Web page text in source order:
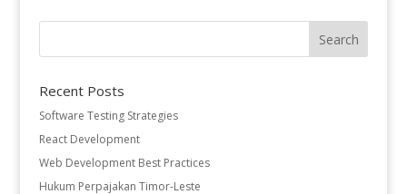
Recent Posts
Software Testing Strategies
React Development
Web Development Best Practices
Hukum Perpajakan Timor-Leste